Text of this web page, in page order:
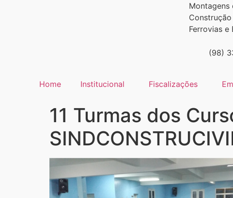
Montagens
Ferrovias e
(98)
Home Institucional Fiscalizações
11 Turmas dos